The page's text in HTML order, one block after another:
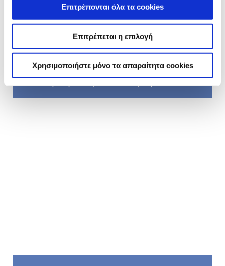
Επιτρέπονται όλα τα cookies
Επιτρέπεται η επιλογή
Χρησιμοποιήστε μόνο τα απαραίτητα cookies
ΓΛΥΚΟ ΨΥΓΕΙΟΥ